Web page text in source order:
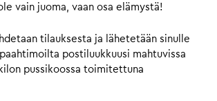
vain juoma, vaan osa elämystä!
tilauksesta ja lähetetään sinulle
postiluukkuusi mahtuvissa
pussikoossa toimitettuna